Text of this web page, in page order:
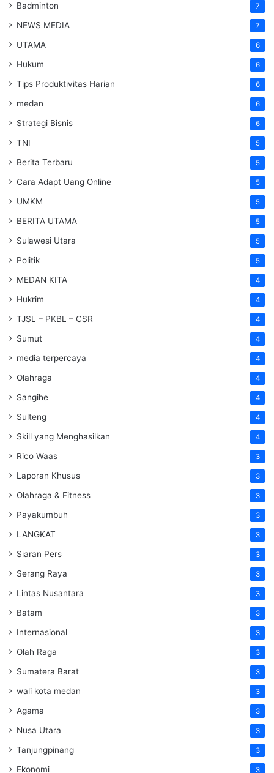
Badminton 7
NEWS MEDIA 7
UTAMA 6
Hukum 6
Tips Produktivitas Harian 6
medan 6
Strategi Bisnis 6
TNI 5
Berita Terbaru 5
Cara Adapt Uang Online 5
UMKM 5
BERITA UTAMA 5
Sulawesi Utara 5
Politik 5
MEDAN KITA 4
Hukrim 4
TJSL – PKBL – CSR 4
Sumut 4
media terpercaya 4
Olahraga 4
Sangihe 4
Sulteng 4
Skill yang Menghasilkan 4
Rico Waas 3
Laporan Khusus 3
Olahraga & Fitness 3
Payakumbuh 3
LANGKAT 3
Siaran Pers 3
Serang Raya 3
Lintas Nusantara 3
Batam 3
Internasional 3
Olah Raga 3
Sumatera Barat 3
wali kota medan 3
Agama 3
Nusa Utara 3
Tanjungpinang 3
Ekonomi 3